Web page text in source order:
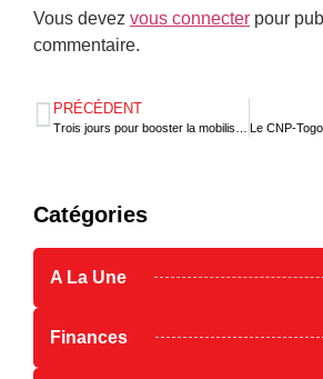
Vous devez vous connecter pour
commentaire.
PRÉCÉDENT
Catégories
A La Une
Finances